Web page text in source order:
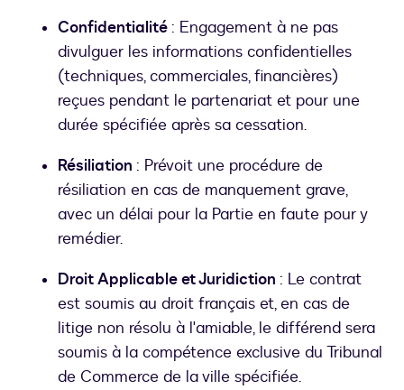
Confidentialité : Engagement à ne pas
divulguer les informations confidentielles
(techniques, commerciales, financières)
reçues pendant le partenariat et pour une
durée spécifiée après sa cessation.
Résiliation : Prévoit une procédure de
résiliation en cas de manquement grave,
avec un délai pour la Partie en faute pour y
remédier.
Droit Applicable et Juridiction : Le contrat
est soumis au droit français et, en cas de
litige non résolu à l'amiable, le différend sera
soumis à la compétence exclusive du Tribunal
de Commerce de la ville spécifiée.